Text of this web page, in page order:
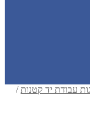
עבודת יד קטנות /